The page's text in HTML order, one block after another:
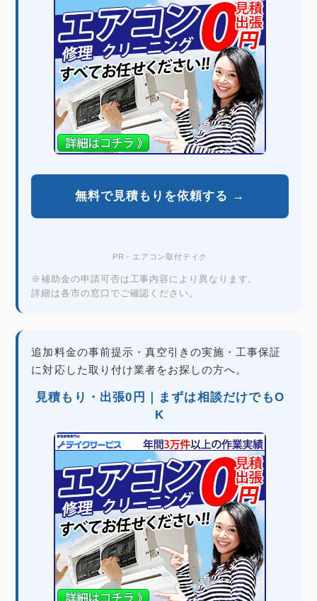
無料で見積もりを依頼する →
PR・エアコン取付テイク
※補助金の申請可否は工事内容により異なります。
詳細は各市の窓口でご確認ください。
追加料金の事前提示・真空引きの実施・工事保証
に対応した取り付け業者をお探しの方へ。
見積もり・出張0円｜まずは相談だけでもO
K